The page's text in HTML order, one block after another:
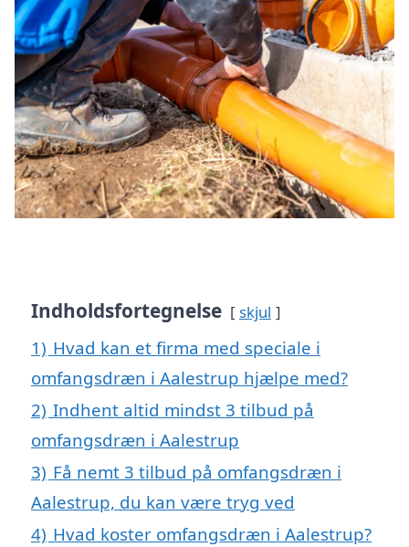
Indholdsfortegnelse skjul
1) Hvad kan et firma med speciale i
omfangsdræn i Aalestrup hjælpe med?
2) Indhent altid mindst 3 tilbud på
omfangsdræn i Aalestrup
3) Få nemt 3 tilbud på omfangsdræn i
Aalestrup, du kan være tryg ved
4) Hvad koster omfangsdræn i Aalestrup?